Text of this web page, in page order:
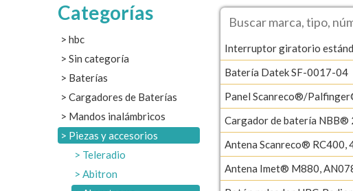
Categorías
hbc
Sin categoría
Baterías
Cargadores de Baterías
Mandos inalámbricos
Piezas y accesorios
Teleradio
Abitron
Interruptor giratorio
Batería Datek SF-0017-04
Panel Scanreco®/
Cargador de batería
Antena Scanreco® RC400,
Antena Imet® M880,